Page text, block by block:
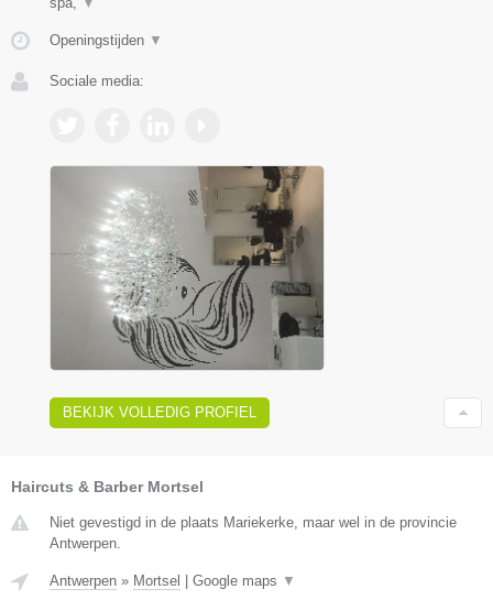
Openingstijden ▼
Sociale media:
BEKIJK VOLLEDIG PROFIEL
Haircuts & Barber Mortsel
Niet gevestigd in de plaats Mariekerke, maar wel in de provincie
Antwerpen.
Antwerpen » Mortsel Google maps ▼